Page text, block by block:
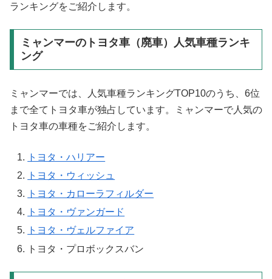
ランキングをご紹介します。
ミャンマーのトヨタ車（廃車）人気車種ランキ
ング
ミャンマーでは、人気車種ランキングTOP10のうち、6位
まで全てトヨタ車が独占しています。ミャンマーで人気の
トヨタ車の車種をご紹介します。
トヨタ・ハリアー
トヨタ・ウィッシュ
トヨタ・カローラフィルダー
トヨタ・ヴァンガード
トヨタ・ヴェルファイア
トヨタ・プロボックスバン